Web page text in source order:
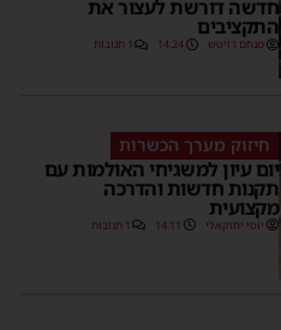
חדשה דורשת לעצור את
התקציבים
מנחם דויטש 14:24 1 תגובות
חיזוק מערך הכשרות
יום עיון למשגיחי האולמות עם
תקנות חדשות והדרכה
מקצועית
יוסי יחזקאלי 14:11 1 תגובות